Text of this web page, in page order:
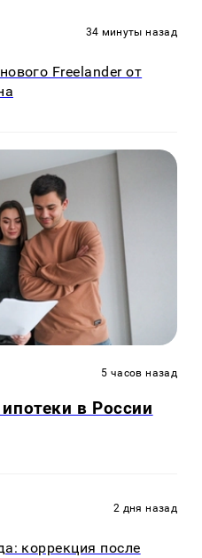
34 минуты назад
Freelander от
5 часов назад
в России
2 дня назад
коррекция после